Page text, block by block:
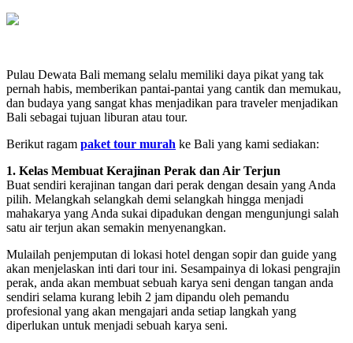
Pulau Dewata Bali memang selalu memiliki daya pikat yang tak
pernah habis, memberikan pantai-pantai yang cantik dan memukau,
dan budaya yang sangat khas menjadikan para traveler menjadikan
Bali sebagai tujuan liburan atau tour.
Berikut ragam paket tour murah ke Bali yang kami sediakan:
1. Kelas Membuat Kerajinan Perak dan Air Terjun
Buat sendiri kerajinan tangan dari perak dengan desain yang Anda
pilih. Melangkah selangkah demi selangkah hingga menjadi
mahakarya yang Anda sukai dipadukan dengan mengunjungi salah
satu air terjun akan semakin menyenangkan.
Mulailah penjemputan di lokasi hotel dengan sopir dan guide yang
akan menjelaskan inti dari tour ini. Sesampainya di lokasi pengrajin
perak, anda akan membuat sebuah karya seni dengan tangan anda
sendiri selama kurang lebih 2 jam dipandu oleh pemandu
profesional yang akan mengajari anda setiap langkah yang
diperlukan untuk menjadi sebuah karya seni.